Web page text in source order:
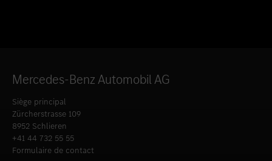
Mercedes-Benz Automobil AG
Siège principal
Zürcherstrasse 109
8952 Schlieren
+41 44 732 55 55
Formulaire de contact